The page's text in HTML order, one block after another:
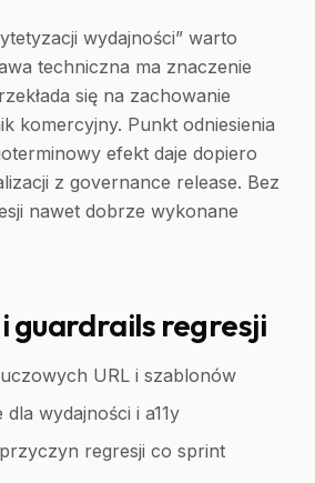
wydajności” warto
techniczna ma znaczenie
się na zachowanie
komercyjny. Punkt odniesienia
efekt daje dopiero
z governance release. Bez
nawet dobrze wykonane
guardrails regresji
URL i szablonów
wydajności i a11y
regresji co sprint